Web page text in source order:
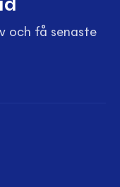
och få senaste